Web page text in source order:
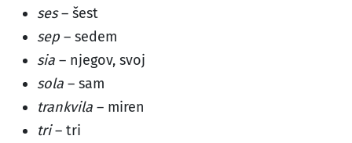
ses– šest
sep – sedem
sia – njegov, svoj
sola – sam
trankvila – miren
tri– tri